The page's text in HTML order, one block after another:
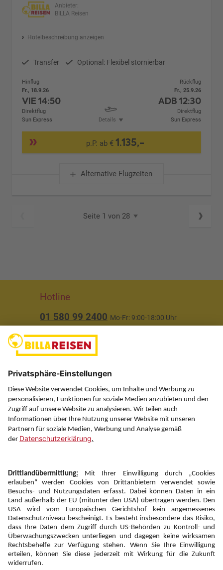
Anbieter:
BILLA Reisen
Hotelbeschreibung anzeigen
Transfer Optional: Flexibel stornierbar
Hinflug
Fr., 18.9.26
VIE14:50
Direktflug
Sun Express
Details
Rückflug
Fr., 25.9.26
ADB 12:30
Direktflug
Sun Express
p.P. ab € 1.135,-
Alternative Flugzeiten
Seite 1 von 28
Hotline
01 580 99 2400 Mo-Fr: 9:00-18:00 Uhr
(ausgenommen Feiertage)
Über uns
Service
Information
Folgen Sie uns auf
Newsletter:
Anmelden